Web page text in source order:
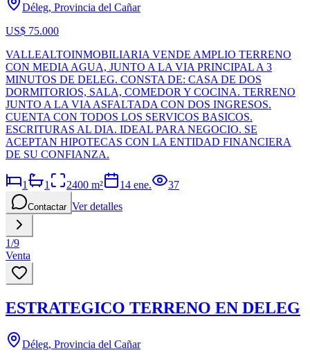
Déleg, Provincia del Cañar
US$ 75.000
VALLEALTOINMOBILIARIA VENDE AMPLIO TERRENO
CON MEDIA AGUA, JUNTO A LA VIA PRINCIPAL A 3
MINUTOS DE DELEG. CONSTA DE: CASA DE DOS
DORMITORIOS, SALA, COMEDOR Y COCINA. TERRENO
JUNTO A LA VIA ASFALTADA CON DOS INGRESOS.
CUENTA CON TODOS LOS SERVICOS BASICOS.
ESCRITURAS AL DIA. IDEAL PARA NEGOCIO. SE
ACEPTAN HIPOTECAS CON LA ENTIDAD FINANCIERA
DE SU CONFIANZA.
1 1 2400 m² 14 ene. 37
Contactar Ver detalles
1/9
Venta
ESTRATEGICO TERRENO EN DELEG
Déleg, Provincia del Cañar